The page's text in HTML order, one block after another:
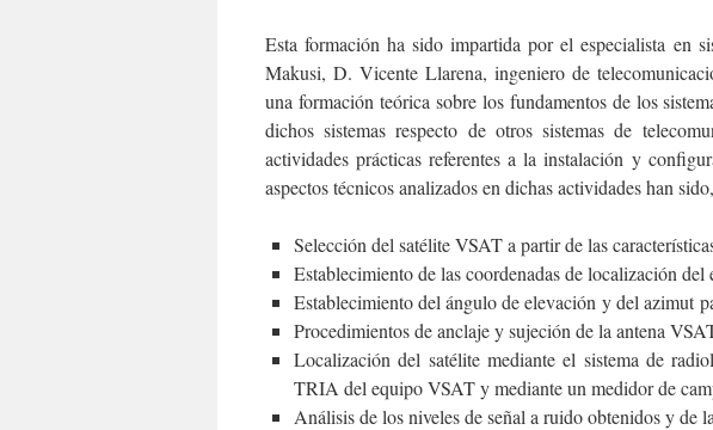
Esta formación ha sido impartida por el especialista en
Makusi, D. Vicente Llarena, ingeniero de
una formación teórica sobre los fundamentos de los
dichos sistemas respecto de otros sistemas de
actividades prácticas referentes a la instalación y
aspectos técnicos analizados en dichas actividades han
Selección del satélite VSAT a partir de las
Establecimiento de las coordenadas de localización
Establecimiento del ángulo de elevación y del azimut
Procedimientos de anclaje y sujeción de la antena
Localización del satélite mediante el sistema de
TRIA del equipo VSAT y mediante un medidor de
Análisis de los niveles de señal a ruido obtenidos y de